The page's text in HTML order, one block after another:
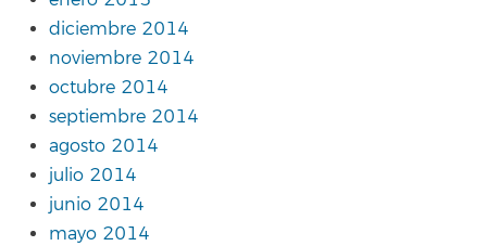
diciembre 2014
noviembre 2014
octubre 2014
septiembre 2014
agosto 2014
julio 2014
junio 2014
mayo 2014